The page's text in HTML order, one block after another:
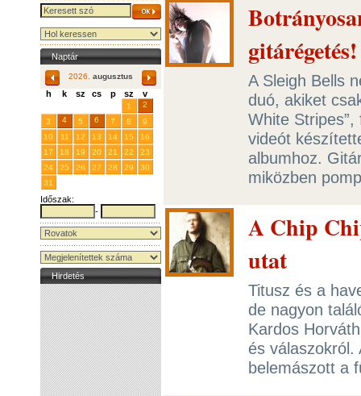
Naptár
2026. augusztus
h k sz cs p sz v
1
2
3
4 5 6 7 8
9
10
11 12 13 14 15
16
17
18 19 20 21 22
23
24
25 26 27 28 29
30
31
Időszak:
-
Hirdetés
gitárégetés!
A Sleigh Bells
duó, akiket
White
videót
albumhoz.
miközben
A Chip
utat
Titusz és a
de nagyon
Kardos
és válaszokról.
belemászott a